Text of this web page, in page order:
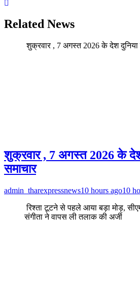
Related News
शुक्रवार , 7 अगस्त 2026 के देश दुनिया
शुक्रवार , 7 अगस्त 2026 के
समाचार
admin_tharexpressnews10 hours ago10
रिश्ता टूटने से पहले आया बड़ा मोड़,
संगीता ने वापस ली तलाक की अर्जी